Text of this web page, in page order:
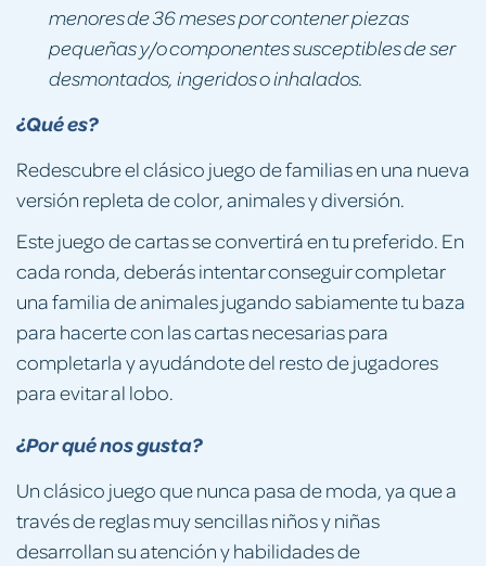
¿Qué es?
Redescubre el clásico juego de familias en una nueva
versión repleta de color, animales y diversión.
Este juego de cartas se convertirá en tu preferido. En
cada ronda, deberás intentar conseguir completar
una familia de animales jugando sabiamente tu baza
para hacerte con las cartas necesarias para
completarla y ayudándote del resto de jugadores
para evitar al lobo.
¿Por qué nos gusta?
Un clásico juego que nunca pasa de moda, ya que a
través de reglas muy sencillas niños y niñas
desarrollan su atención y habilidades de
menores de 36 meses por contener piezas
pequeñas y/o componentes susceptibles de ser
desmontados, ingeridos o inhalados.